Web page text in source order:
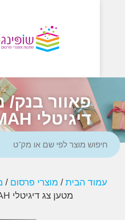
פאוור בנק/
דיגיטלי 10,000MAH
הבית/מוצרי פרסום /
מטען צג דיגיטלי 10,000MAH